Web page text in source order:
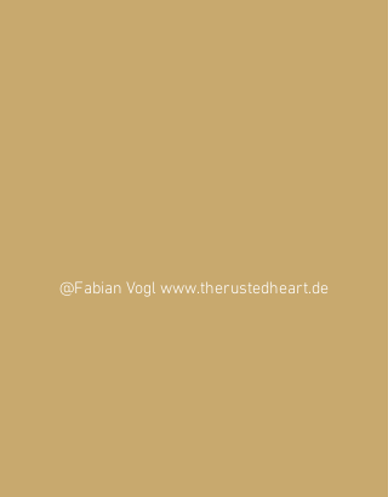
@Fabian Vogl www.therustedheart.de